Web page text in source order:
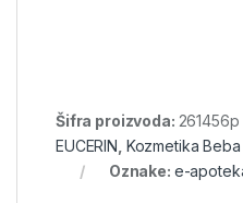
Šifra proizvoda: 261456p
EUCERIN Kozmetika
Oznake: e-